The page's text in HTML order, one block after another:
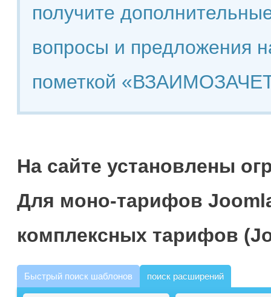
получите
вопросы и предложения
пометкой
На сайте установлены
Для моно-тарифов
комплексных тарифов
Быстрый поиск шаблонов поиск расширений